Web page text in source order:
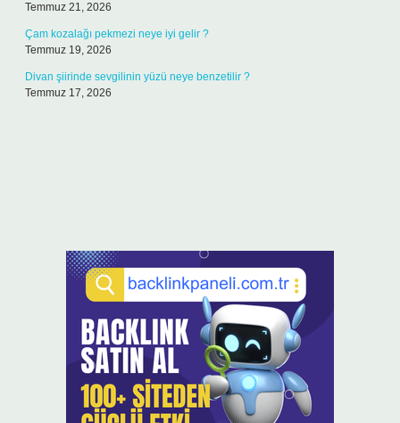
Temmuz 21, 2026
Çam kozalağı pekmezi neye iyi gelir ?
Temmuz 19, 2026
Divan şiirinde sevgilinin yüzü neye benzetilir ?
Temmuz 17, 2026